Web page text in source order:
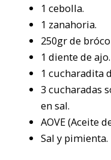
1 cebolla.
1 zanahoria.
250gr de
1 diente de ajo.
1 cucharadita
3 cucharadas
en sal.
AOVE (Aceite
Sal y pimienta.